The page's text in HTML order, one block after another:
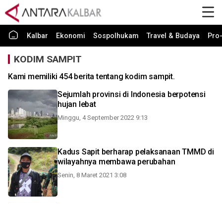
Kalbar Ekonomi Sospolhukam Travel & Budaya
KODIM SAMPIT
Kami memiliki 454 berita tentang kodim sampit.
Sejumlah provinsi di Indonesia berpotensi
hujan lebat
Minggu, 4 September 2022 9:13
Kadus Sapit berharap pelaksanaan TMMD di
wilayahnya membawa perubahan
Senin, 8 Maret 2021 3:08